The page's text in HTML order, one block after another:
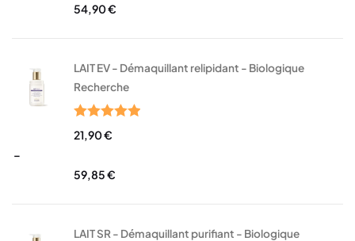
54,90€
LAIT EV - Démaquillant relipidant - Biologique
Recherche
Note 5.00
21,90€
–
59,85€
LAIT SR - Démaquillant purifiant - Biologique